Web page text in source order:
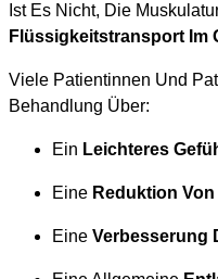
Ist Es Nicht, Die
Flüssigkeitstransport Im
Viele Patientinnen Und
Behandlung Über:
Ein Leichteres
Eine Reduktion
Eine Verbesserung